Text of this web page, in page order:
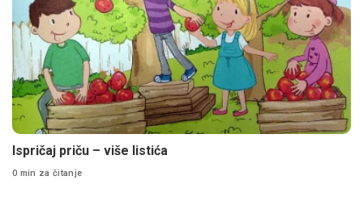
Ispričaj priču – više listića
0 min za čitanje